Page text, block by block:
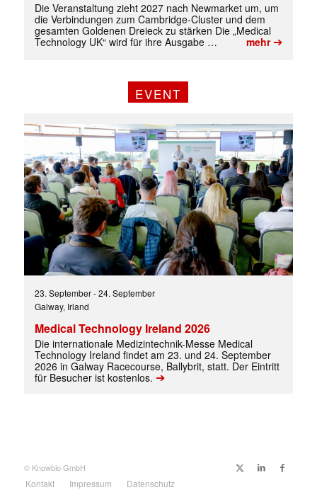
✕
Die Veranstaltung zieht 2027 nach Newmarket um, um
die Verbindungen zum Cambridge-Cluster und dem
gesamten Goldenen Dreieck zu stärken Die „Medical
Technology UK“ wird für ihre Ausgabe …
mehr➔
EVENT
23. September-24. September
Galway, Irland
Medical Technology Ireland 2026
Die internationale Medizintechnik-Messe Medical
Technology Ireland findet am 23. und 24. September
2026 in Galway Racecourse, Ballybrit, statt. Der Eintritt
für Besucher ist kostenlos. ➔
© Knowbio GmbH
Kontakt Impressum Datenschutz